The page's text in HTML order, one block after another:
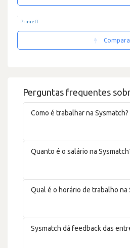
Perguntas frequentes
Como é trabalhar na Sysmatch?
Quanto é o salário na
Qual é o horário de trabalho na
Sysmatch dá feedback das
PrimeIT